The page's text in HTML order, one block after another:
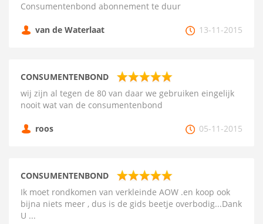
Consumentenbond abonnement te duur
van de Waterlaat 13-11-2015
CONSUMENTENBOND
wij zijn al tegen de 80 van daar we gebruiken eingelijk
nooit wat van de consumentenbond
roos 05-11-2015
CONSUMENTENBOND
Ik moet rondkomen van verkleinde AOW .en koop ook
bijna niets meer , dus is de gids beetje overbodig...Dank
U ...